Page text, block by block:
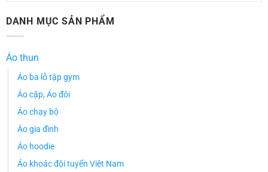
DANH MỤC SẢN PHẨM
Áo thun
Áo ba lỗ tập gym
Áo cặp, Áo đôi
Áo chạy bộ
Áo gia đình
Áo hoodie
Áo khoác đội tuyển Việt Nam